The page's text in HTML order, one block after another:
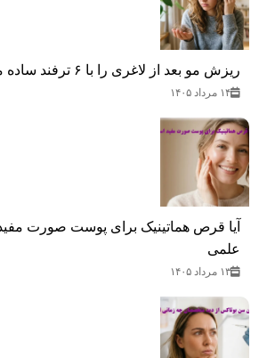
ریزش مو بعد از لاغری را با ۶ ترفند ساده متوقف کنید
۱۴ مرداد ۱۴۰۵
آیا قرص هماتینیک برای پوست صورت
علمی
۱۳ مرداد ۱۴۰۵